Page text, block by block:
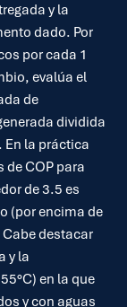
y la
dado. Por
por cada 1
evalúa el
de
dividida
la práctica
COP para
de 3.5 es
(por encima de
destacar
y la
en la que
y con aguas